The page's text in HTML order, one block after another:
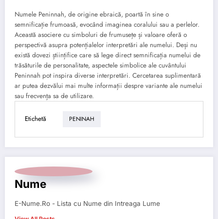
Numele Peninnah, de origine ebraică, poartă în sine o
semnificație frumoasă, evocând imaginea coralului sau a perlelor.
Această asociere cu simboluri de frumusețe și valoare oferă o
perspectivă asupra potențialelor interpretări ale numelui. Deși nu
există dovezi științifice care să lege direct semnificația numelui de
trăsăturile de personalitate, aspectele simbolice ale cuvântului
Peninnah pot inspira diverse interpretări. Cercetarea suplimentară
ar putea dezvălui mai multe informații despre variante ale numelui
sau frecvența sa de utilizare.
Etichetă PENINAH
Nume
E-Nume.Ro - Lista cu Nume din Intreaga Lume